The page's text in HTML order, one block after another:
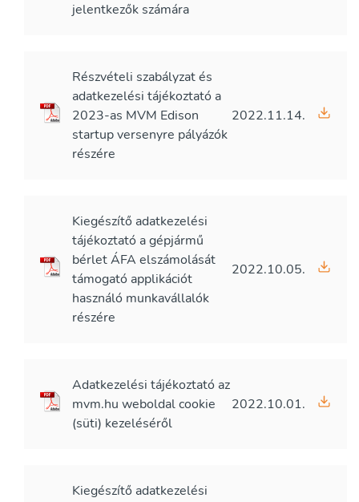
jelentkezők számára
Részvételi szabályzat és
adatkezelési tájékoztató a
2023-as MVM Edison
startup versenyre pályázók
részére
2022.11.14.
Kiegészítő adatkezelési
tájékoztató a gépjármű
bérlet ÁFA elszámolását
támogató applikációt
használó munkavállalók
részére
2022.10.05.
Adatkezelési tájékoztató az
mvm.hu weboldal cookie
(süti) kezeléséről
2022.10.01.
Kiegészítő adatkezelési